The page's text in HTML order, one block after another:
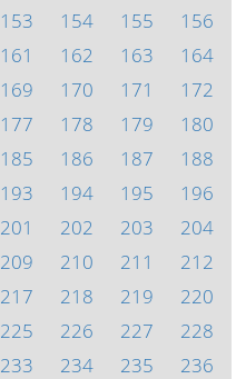
153 154 155
156
161 162 163
164
169 170 171
172
177 178 179
180
185 186 187
188
193 194 195
196
201 202 203
204
209 210 211
212
217 218 219
220
225 226 227
228
233 234 235
236